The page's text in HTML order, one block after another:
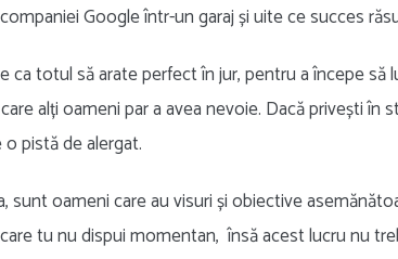
Google într-un garaj și uite ce succes
ca totul să arate perfect în jur, pentru a începe să
alți oameni par a avea nevoie. Dacă privești în
o pistă de alergat.
sunt oameni care au visuri și obiective
tu nu dispui momentan, însă acest lucru nu